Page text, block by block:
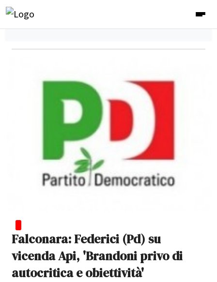
Falconara: Federici (Pd) su
vicenda Api, 'Brandoni privo di
autocritica e obiettività'